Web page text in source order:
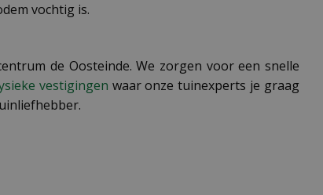
vochtig is.
de Oosteinde. We zorgen voor een snelle
vestigingen waar onze tuinexperts je graag